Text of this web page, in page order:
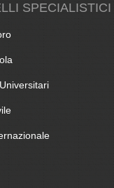
SPECIALISTICI